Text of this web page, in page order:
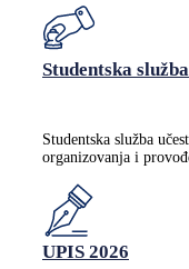
Studentska služba
Studentska služba
organizovanja i
UPIS 2026